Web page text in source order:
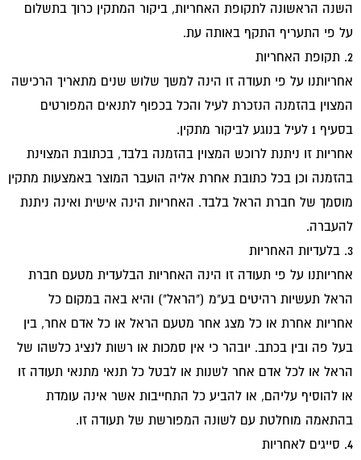
השנה הראשונה לתקופת האחריות, ביקור המתקין כרוך בתשלום
על פי התעריף התקף באותה עת.
2. תקופת האחריות
אחריותנו על פי תעודה זו הינה למשך שלוש שנים מתאריך הרכישה
המצוין בהזמנה הנזכרת לעיל והכל בכפוף לתנאים המפורטים
בסעיף 1 לעיל בנוגע לביקור מתקין.
אחריות זו ניתנת לרוכש המצוין בהזמנה בלבד, בכתובת המצוינת
בהזמנה וכן בכל כתובת אחרת אליה הועבר המוצר באמצעות מתקין
מוסמך של חברת הראל בלבד. האחריות הינה אישית ואינה ניתנת
להעברה.
3. בלעדיות האחריות
אחריותנו על פי תעודה זו הינה האחריות הבלעדית מטעם חברת
הראל תעשיות רהיטים בע"מ ("הראל") והיא באה במקום כל
אחריות אחרת או כל מצג אחר מטעם הראל או כל אדם אחר, בין
בעל פה ובין בכתב. יובהר כי אין סמכות או רשות לנציג כלשהו של
הראל או לכל אדם אחר לשנות או לבטל כל תנאי מתנאי תעודה זו
או להוסיף עליהם, או להביע כל התחייבות אשר אינה עומדת
בהתאמה מוחלטת עם לשונה המפורשת של תעודה זו.
4. סייגים לאחריות